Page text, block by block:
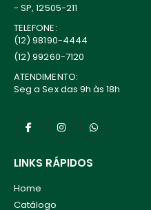
- SP, 12505-211
TELEFONE:
(12) 98190-4444
(12) 99260-7120
ATENDIMENTO:
Seg a Sex das 9h às 18h
LINKS RÁPIDOS
Home
Catálogo